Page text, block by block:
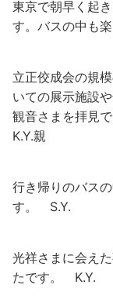
東京で朝早く起
す。バスの中も
立正佼成会の規
いての展示施設
観音さまを拝見
K.Y.親
行き帰りのバス
す。 S.Y.
光祥さまに会え
たです。 K.Y.